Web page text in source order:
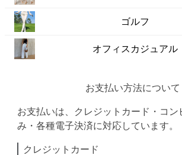
ゴルフ
オフィスカジュアル
お支払い方法について
お支払いは、クレジットカード・コン
み・各種電子決済に対応しています。
クレジットカード